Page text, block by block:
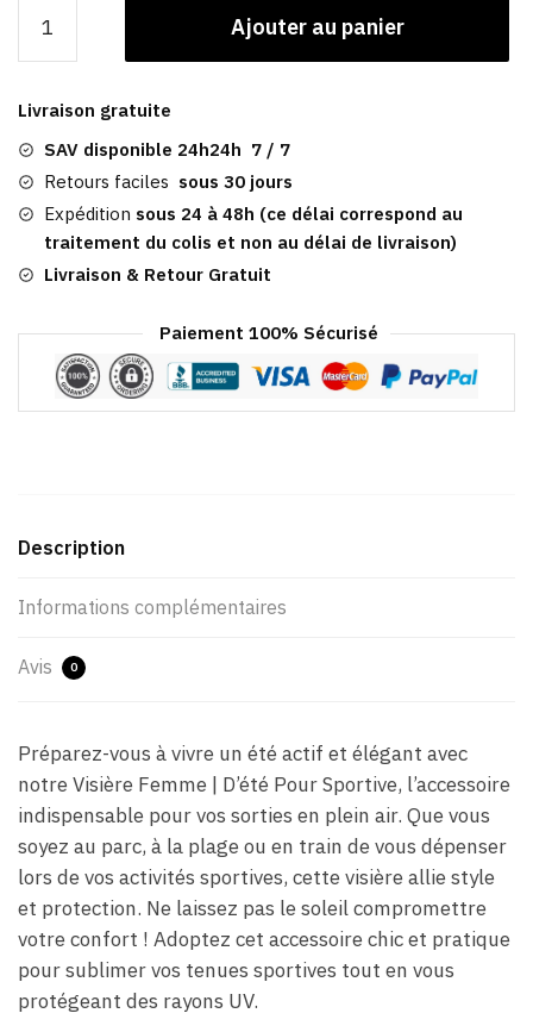
Visière
|
D'été
Pour
Sportive
Ajouter au panier
Livraison gratuite
SAV disponible 24h24h 7 / 7
Retours faciles sous 30 jours
Expédition sous 24 à 48h (ce délai correspond au
traitement du colis et non au délai de livraison)
Livraison & Retour Gratuit
Paiement 100% Sécurisé
Description
Informations complémentaires
Avis 0
Préparez-vous à vivre un été actif et élégant avec
notre Visière Femme | D’été Pour Sportive, l’accessoire
indispensable pour vos sorties en plein air. Que vous
soyez au parc, à la plage ou en train de vous dépenser
lors de vos activités sportives, cette visière allie style
et protection. Ne laissez pas le soleil compromettre
votre confort ! Adoptez cet accessoire chic et pratique
pour sublimer vos tenues sportives tout en vous
protégeant des rayons UV.